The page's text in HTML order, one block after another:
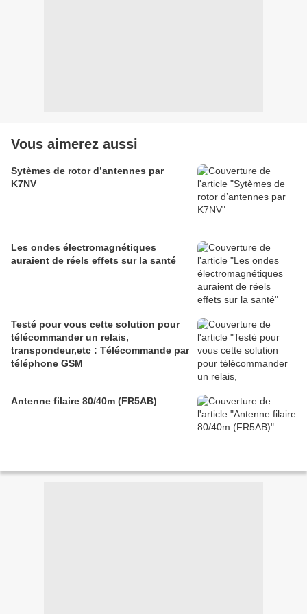
Vous aimerez aussi
Sytèmes de rotor d’antennes par
K7NV
Les ondes électromagnétiques
auraient de réels effets sur la santé
Testé pour vous cette solution pour
télécommander un relais,
transpondeur,etc : Télécommande par
téléphone GSM
Antenne filaire 80/40m (FR5AB)